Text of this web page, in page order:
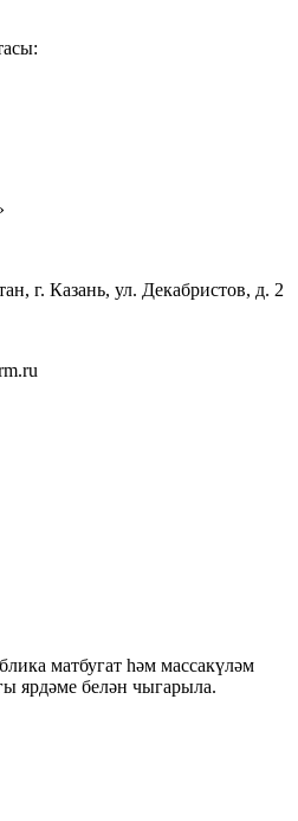
г. Казань, ул. Декабристов, д. 2
матбугат һәм массакүләм
ярдәме белән чыгарыла.